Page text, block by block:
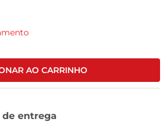
AO CARRINHO
de entrega